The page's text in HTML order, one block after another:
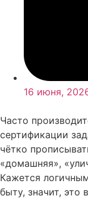
16 июня,
Часто
сертификации
чётко
«домашняя»,
Кажется
быту, значит,